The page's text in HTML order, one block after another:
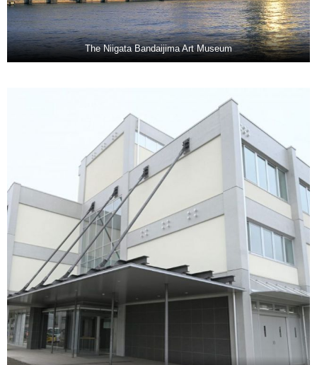
The Niigata Bandaijima Art Museum